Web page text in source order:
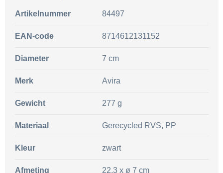
Artikelnummer 84497
EAN-code 8714612131152
Diameter 7 cm
Merk Avira
Gewicht 277 g
Materiaal Gerecycled RVS, PP
Kleur zwart
Afmeting 22.3 x ø 7 cm